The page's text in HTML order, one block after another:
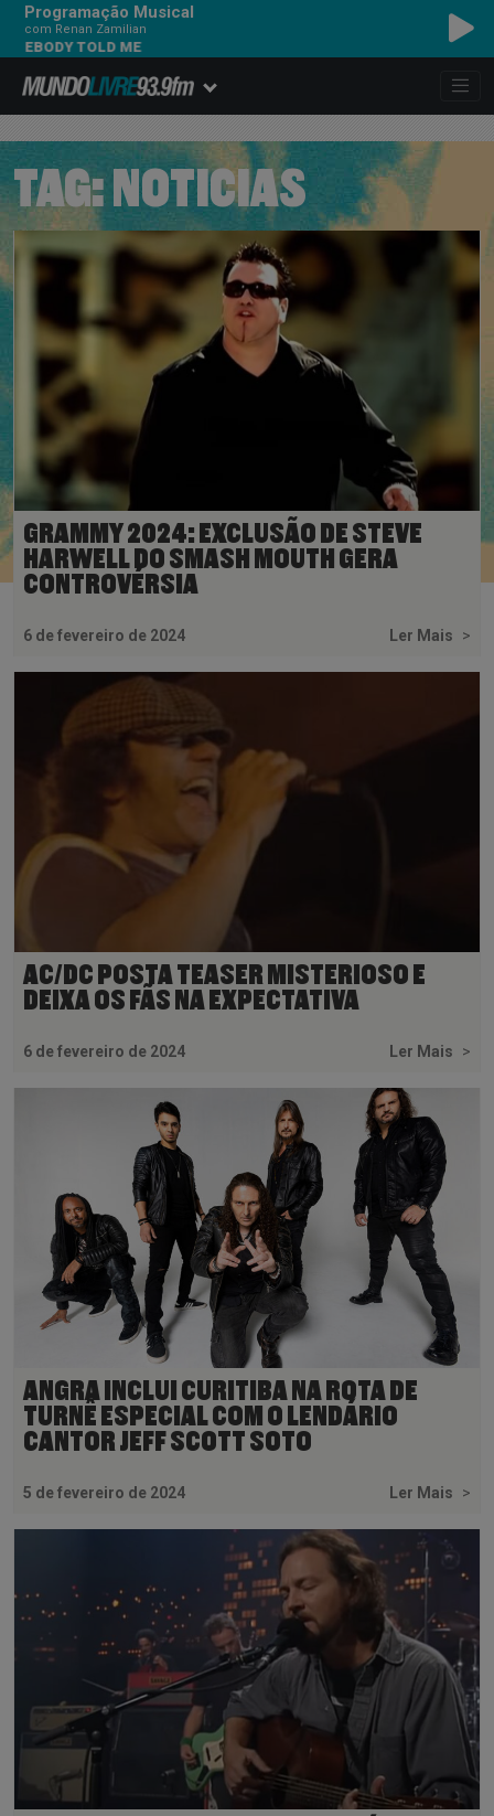
Programação Musical
com Renan Zamilian
TOLD ME
TAG: NOTICIAS
GRAMMY 2024: EXCLUSÃO DE STEVE
HARWELL DO SMASH MOUTH GERA
CONTROVÉRSIA
6 de fevereiro de 2024 Ler Mais >
AC/DC POSTA TEASER MISTERIOSO E
DEIXA OS FÃS NA EXPECTATIVA
6 de fevereiro de 2024 Ler Mais >
ANGRA INCLUI CURITIBA NA ROTA DE
TURNÊ ESPECIAL COM O LENDÁRIO
CANTOR JEFF SCOTT SOTO
5 de fevereiro de 2024 Ler Mais >